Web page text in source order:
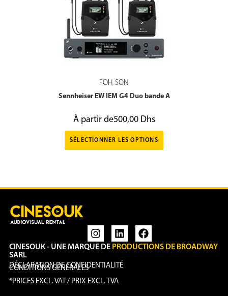
FOH, SON
Sennheiser EW IEM G4 Duo bande A
À partir de500,00 Dhs
SÉLECTIONNER LES OPTIONS
CINESOUK - UNE MARQUE DE PRODUCTIONS DE BROADWAY
SARL
DÉCLARATION DE CONFIDENTIALITÉ
CONDITIONS GÉNÉRALES
*PRICES EXCL. VAT / PRIX EXCL. TVA